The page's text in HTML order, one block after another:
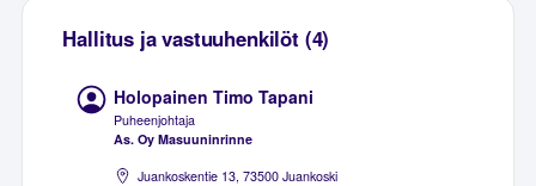
Hallitus ja vastuuhenkilöt (4)
Holopainen Timo Tapani
Puheenjohtaja
As. Oy Masuuninrinne
Juankoskentie 13, 73500 Juankoski